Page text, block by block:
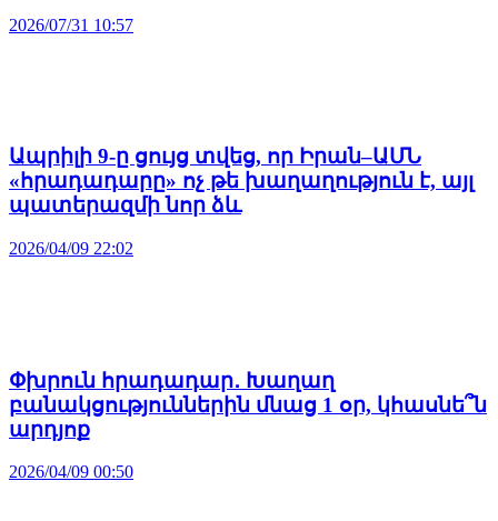
2026/07/31 10:57
Ապրիլի 9-ը ցույց տվեց, որ Իրան–ԱՄՆ
«հրադադարը» ոչ թե խաղաղություն է, այլ
պատերազմի նոր ձև
2026/04/09 22:02
Փխրուն հրադադար․ Խաղաղ
բանակցություններին մնաց 1 օր, կհասնե՞ն
արդյոք
2026/04/09 00:50